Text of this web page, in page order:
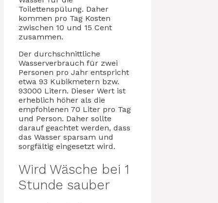
Toilettenspülung. Daher
kommen pro Tag Kosten
zwischen 10 und 15 Cent
zusammen.
Der durchschnittliche
Wasserverbrauch für zwei
Personen pro Jahr entspricht
etwa 93 Kubikmetern bzw.
93000 Litern. Dieser Wert ist
erheblich höher als die
empfohlenen 70 Liter pro Tag
und Person. Daher sollte
darauf geachtet werden, dass
das Wasser sparsam und
sorgfältig eingesetzt wird.
Wird Wäsche bei 1
Stunde sauber